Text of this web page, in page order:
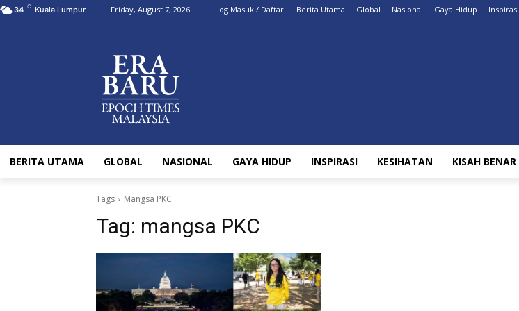
34 C Kuala Lumpur Friday, August 7, 2026 Log Masuk / Daftar Berita Utama Global Nasional Gaya Hidup Inspirasi
BERITA UTAMA GLOBAL NASIONAL GAYA HIDUP INSPIRASI KESIHATAN KISAH BENAR
Tags Mangsa PKC
Tag: mangsa PKC